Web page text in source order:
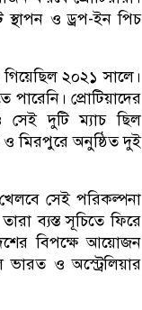
ও ড্রপ-ইন পিচ
২০২১ সালে।
প্রোটিয়াদের
সেই দুটি ম্যাচ ছিল
ও মিরপুরে অনুষ্ঠিত দুই
সেই পরিকল্পনা
ব্যস্ত সূচিতে ফিরে
বিপক্ষে আয়োজন
ও অস্ট্রেলিয়ার